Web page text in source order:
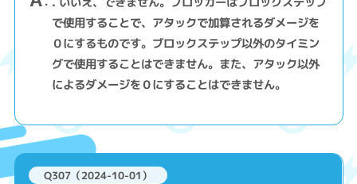
で使用することで、アタックで加算されるダメージを
０にするものです。ブロックステップ以外のタイミン
グで使用することはできません。また、アタック以外
によるダメージを０にすることはできません。
Q307（2024-10-01）